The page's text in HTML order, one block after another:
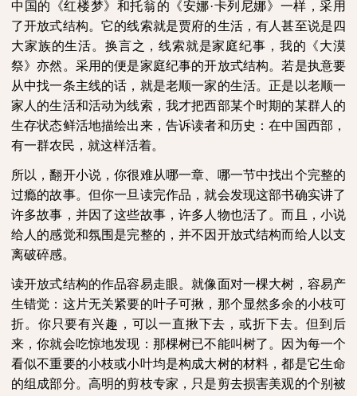
中国的《红楼梦》和托翁的《安娜·卡列尼娜》一样，采用
了开放式结构。它的线索就是贾府的生活，有人甚至说是四
大家族的生活。换言之，线索就是家庭纪事，我的《大漠
祭》亦然。采用的便是家庭纪事的开放式结构。若是执意要
从中找一条主线的话，就是老顺一家的生活。正是以老顺一
家人的生活和活动为线索，我才把西部某个时期的某群人的
生存状态鲜活地描绘出来，告诉读者和历史：在中国西部，
有一群农民，就这样活着。
所以，翻开小说，你很难从哪一章、哪一节中找出个完整的
过瘾的故事。但你一旦读完作品，就会发现这部书确实讲了
许多故事，并因了这些故事，许多人物也活了。而且，小说
给人的感觉和氛围是完整的，并不因开放式结构而给人以支
离破碎感。
读开放式结构的作品容易走眼。就像面对一棵大树，容易产
生错觉：这片无关紧要的叶子可揪，那个显然多余的小枝可
折。你只要有兴趣，可以一直揪下去，或折下去。但到后
来，你就会吃惊地发现：那棵树已不能叫树了。因为每一个
看似不重要的小枝或小叶均是构成大树的材料，都是它生命
的组成部分。高明的剪枝专家，只是剪去损害美观的个别被